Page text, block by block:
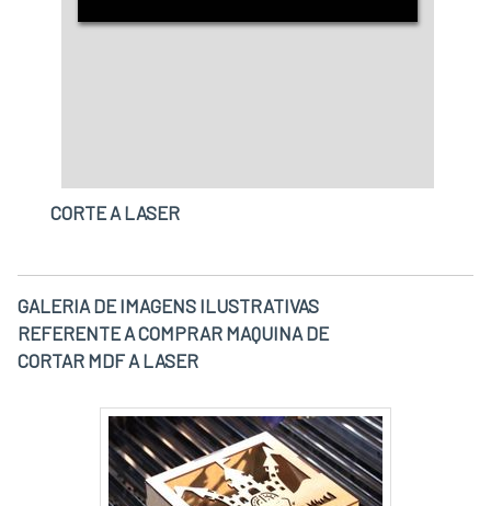
CORTE A LASER
GALERIA DE IMAGENS ILUSTRATIVAS
REFERENTE A COMPRAR MAQUINA DE
CORTAR MDF A LASER